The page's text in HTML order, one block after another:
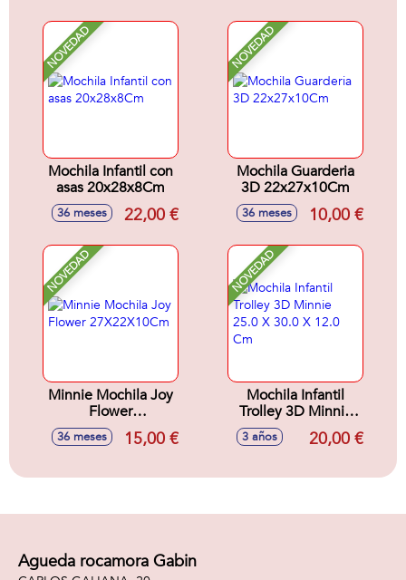
NOVEDAD
Mochila Infantil con
asas 20x28x8Cm
36 meses 22,00 €
NOVEDAD
Mochila Guarderia
3D 22x27x10Cm
36 meses 10,00 €
NOVEDAD
Minnie Mochila Joy
Flower
27X22X10Cm
36 meses 15,00 €
NOVEDAD
Mochila Infantil
Trolley 3D Minnie
25.0 X 30.0 X 12.0
3 años 20,00 €
Agueda rocamora Gabin